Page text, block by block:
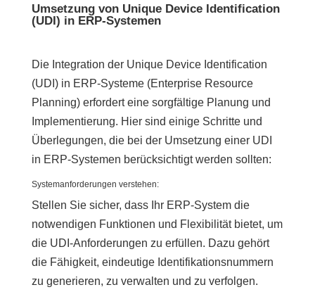
Umsetzung von Unique Device Identification
(UDI) in ERP-Systemen
Die Integration der Unique Device Identification
(UDI) in ERP-Systeme (Enterprise Resource
Planning) erfordert eine sorgfältige Planung und
Implementierung. Hier sind einige Schritte und
Überlegungen, die bei der Umsetzung einer UDI
in ERP-Systemen berücksichtigt werden sollten:
Systemanforderungen verstehen:
Stellen Sie sicher, dass Ihr ERP-System die
notwendigen Funktionen und Flexibilität bietet, um
die UDI-Anforderungen zu erfüllen. Dazu gehört
die Fähigkeit, eindeutige Identifikationsnummern
zu generieren, zu verwalten und zu verfolgen.